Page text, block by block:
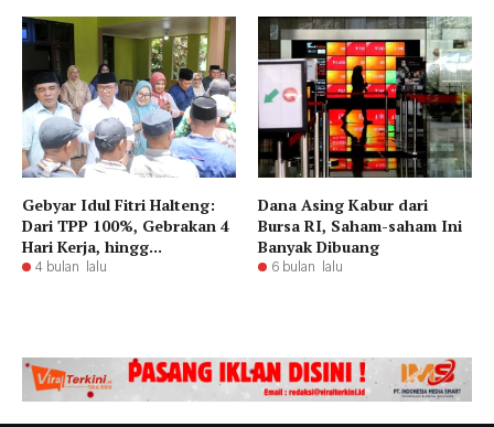
Gebyar Idul Fitri Halteng:
Dari TPP 100%, Gebrakan 4
Hari Kerja, hingg...
4 bulan lalu
Dana Asing Kabur dari
Bursa RI, Saham-saham Ini
Banyak Dibuang
6 bulan lalu